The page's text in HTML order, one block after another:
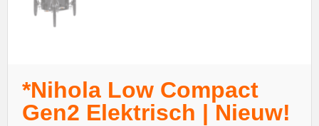
*Nihola Low Compact
Gen2 Elektrisch | Nieuw!